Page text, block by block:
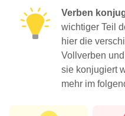
Verben
wichtiger Teil
hier die
Vollverben
sie konjugiert
mehr im